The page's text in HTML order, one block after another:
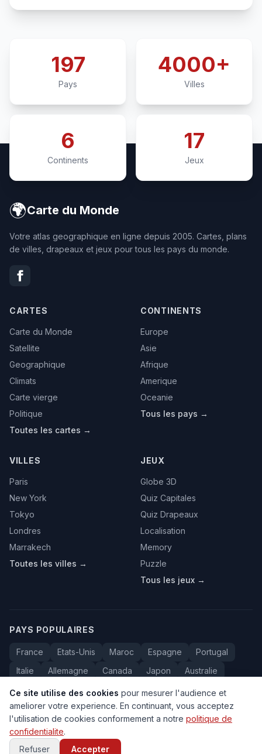
197
Pays
4000+
Villes
6
Continents
17
Jeux
🌍Carte du Monde
Votre atlas geographique en ligne depuis 2005. Cartes, plans
de villes, drapeaux et jeux pour tous les pays du monde.
CARTES
Carte du Monde
Satellite
Geographique
Climats
Carte vierge
Politique
Toutes les cartes →
CONTINENTS
Europe
Asie
Afrique
Amerique
Oceanie
Tous les pays →
VILLES
Paris
New York
Tokyo
Londres
Marrakech
Toutes les villes →
JEUX
Globe 3D
Quiz Capitales
Quiz Drapeaux
Localisation
Memory
Puzzle
Tous les jeux →
PAYS POPULAIRES
France Etats-Unis Maroc Espagne
Portugal
Italie
Allemagne Canada Japon
Australie
Bresil
Algerie Tunisie Belgique Drapeaux
© 2005-2026 Carte du Monde. Tous droits reserves.
•Contact Confidentialite
Ce site utilise des cookies pour mesurer l'audience et
ameliorer votre experience. En continuant, vous acceptez
l'utilisation de cookies conformement a notre politique de
confidentialite.
Refuser
Accepter